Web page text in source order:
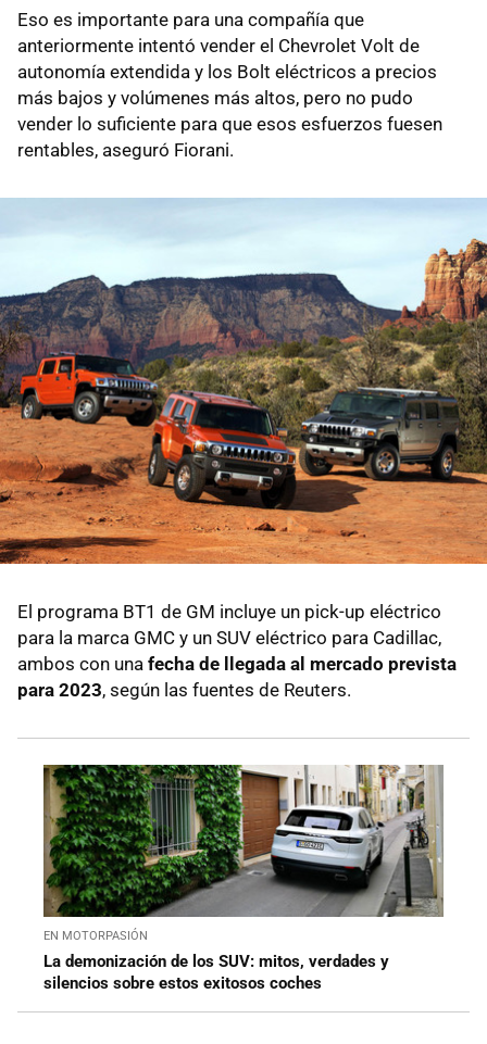
Eso es importante para una compañía que
anteriormente intentó vender el Chevrolet Volt de
autonomía extendida y los Bolt eléctricos a precios
más bajos y volúmenes más altos, pero no pudo
vender lo suficiente para que esos esfuerzos fuesen
rentables, aseguró Fiorani.
El programa BT1 de GM incluye un pick-up eléctrico
para la marca GMC y un SUV eléctrico para Cadillac,
ambos con una fecha de llegada al mercado prevista
para 2023, según las fuentes de Reuters.
EN MOTORPASIÓN
La demonización de los SUV: mitos, verdades y
silencios sobre estos exitosos coches